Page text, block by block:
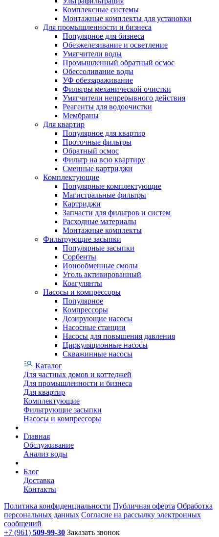
Комплексные системы
Монтажные комплекты для установки
Для промышленности и бизнеса
Популярное для бизнеса
Обезжелезивание и осветление
Умягчители воды
Промышленный обратный осмос
Обессоливание воды
УФ обеззараживание
Фильтры механической очистки
Умягчители непрерывного действия
Реагенты для водоочистки
Мембраны
Для квартир
Популярное для квартир
Проточные фильтры
Обратный осмос
Фильтр на всю квартиру
Сменные картриджи
Комплектующие
Популярные комплектующие
Магистральные фильтры
Картриджи
Запчасти для фильтров и систем
Расходные материалы
Монтажные комплекты
Фильтрующие засыпки
Популярные засыпки
Сорбенты
Ионообменные смолы
Уголь активированный
Коагулянты
Насосы и компрессоры
Популярное
Компрессоры
Дозирующие насосы
Насосные станции
Насосы для повышения давления
Циркуляционные насосы
Скважинные насосы
Каталог
Для частных домов и коттеджей
Для промышленности и бизнеса
Для квартир
Комплектующие
Фильтрующие засыпки
Насосы и компрессоры
Главная
Обслуживание
Анализ воды
Блог
Доставка
Контакты
Политика конфиденциальности Публичная оферта Обработка
персональных данных Согласие на рассылку электронных
сообщений
+7 (961) 509-99-30 Заказать звонок